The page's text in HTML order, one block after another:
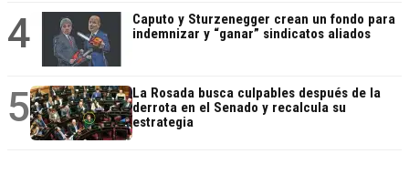
4
Caputo y Sturzenegger crean un fondo para
indemnizar y “ganar” sindicatos aliados
5
La Rosada busca culpables después de la
derrota en el Senado y recalcula su
estrategia